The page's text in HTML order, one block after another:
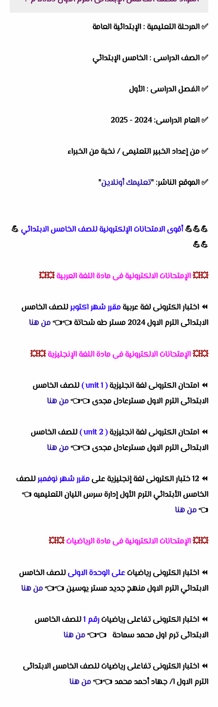
✅ المرحلة التعليمية : الإبتدائية العامة
✅ الصف الدراسى : الخامس الإبتدائي
✅ الفصل الدراسى : الأول
✅ العام الدراسى: 2024 - 2025
✅ من إعداد الخبير التعليمى / نخبة من الخبراء
✅ الموقع الناشر: "تعليمك أونلاين"
💪💪💪أقوى الامتحانات الإلكترونية للصف الخامس الابتدائي 💪
💪💪
💥💥الإمتحانات الالكترونية فى مادة اللغة العربية💥💥
⏪ اختبار الكترونى لغة عربيةمقرر شهر اكتوبرللصف الخامس
الابتدائى الترم الاول 2024 مستر طه شحاتة
👈
👈من هنا
💥💥الإمتحانات الالكترونية فى مادة اللغة الإنجليزية💥💥
⏪ امتحان الكترونى لغة انجليزية( unit 1 )
للصف الخامس
الابتدائى الترم الاول مسترعادل مجدى👈
👈من هنا
⏪ امتحان الكترونى لغة انجليزية( unit 2 )
للصف الخامس
الابتدائى الترم الاول مسترعادل مجدى👈
👈من هنا
⏪ 12 ختبار الكترونى لغة إنجليزية على مقرر شهر نوفمبرللصف
الخامس الأبتدائي الترم الأول إدارة سرس الليان التعليميه👈
👈من هنا
💥💥الإمتحانات الالكترونية فى مادة الرياضيات💥💥
⏪ اختبار الكترونى رياضياتعلى الوحدة الاولىللصف الخامس
الابتدائي الترم الاول منهج جديد مستر يوسين👈
👈من هنا
⏪ اختبار الكترونى تفاعلى رياضياترقم 1 للصف الخامس
الابتدائى ترم اول محمد سماحة 👈
👈من هنا
⏪ اختبار الكترونى تفاعلى رياضيات للصف الخامس الابتدائى
الترم الاول ا/ جهاد أحمد محمد 👈
👈من هنا